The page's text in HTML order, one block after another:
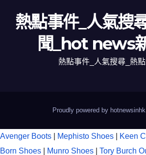
熱點事件_人氣搜
聞_hot news
熱點事件_人氣搜尋_熱
Proudly powered by
Avenger Boots Mephisto Shoes Keen
Born Shoes
Munro Shoes Tory Burch